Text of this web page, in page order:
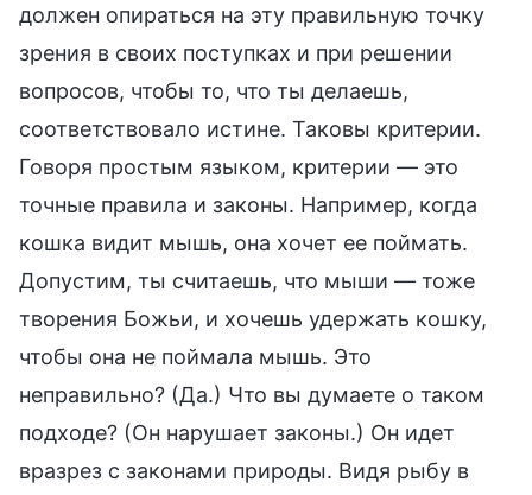
должен опираться на эту правильную точку
зрения в своих поступках и при решении
вопросов, чтобы то, что ты делаешь,
соответствовало истине. Таковы критерии.
Говоря простым языком, критерии — это
точные правила и законы. Например, когда
кошка видит мышь, она хочет ее поймать.
Допустим, ты считаешь, что мыши — тоже
творения Божьи, и хочешь удержать кошку,
чтобы она не поймала мышь. Это
неправильно? (Да.) Что вы думаете о таком
подходе? (Он нарушает законы.) Он идет
вразрез с законами природы. Видя рыбу в